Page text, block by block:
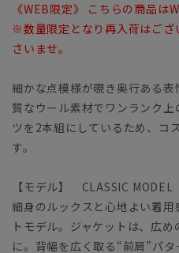
《WEB限定》 こちらの商品は
※数量限定となり再入荷はござ
さいませ。
細かな点模様が覗き奥行ある
質なウール素材でワンランク
ツを2本組にしているため、コ
す。
【モデル】 CLASSIC MODEL
細身のルックスと心地よい着
トモデル。ジャケットは、広
に。背幅を広く取る“前肩”パ